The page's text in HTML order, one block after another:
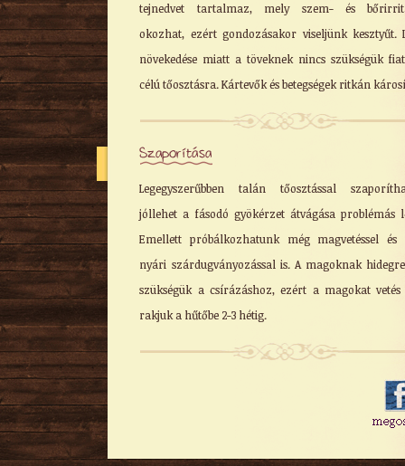
tejnedvet tartalmaz, mely szem- és
okozhat, ezért gondozásakor viseljünk kesztyűt.
növekedése miatt a töveknek nincs szükségük
célú tőosztásra. Kártevők és betegségek ritkán
Szaporítása
Legegyszerűbben talán tőosztással
jóllehet a fásodó gyökérzet átvágása problémás
Emellett próbálkozhatunk még magvetéssel és
nyári szárdugványozással is. A magoknak
szükségük a csírázáshoz, ezért a magokat
rakjuk a hűtőbe 2-3 hétig.